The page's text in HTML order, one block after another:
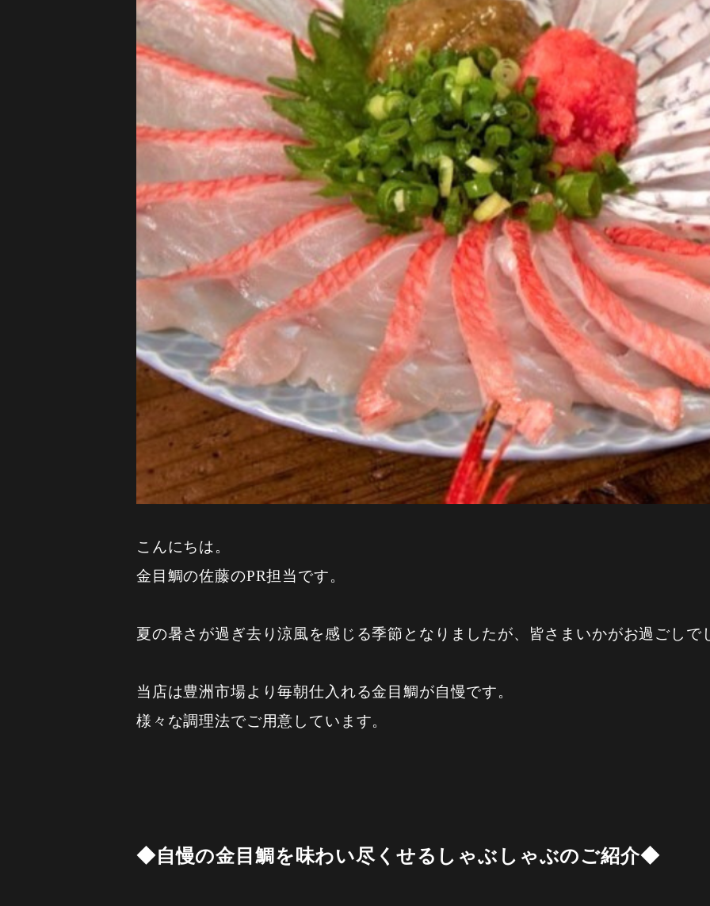
こんにちは。
金目鯛の佐藤のPR担当です。
夏の暑さが過ぎ去り涼風を感じる季節となりましたが、皆さまいかがお過ごしで
当店は豊洲市場より毎朝仕入れる金目鯛が自慢です。
様々な調理法でご用意しています。
◆自慢の金目鯛を味わい尽くせるしゃぶしゃぶのご紹介◆